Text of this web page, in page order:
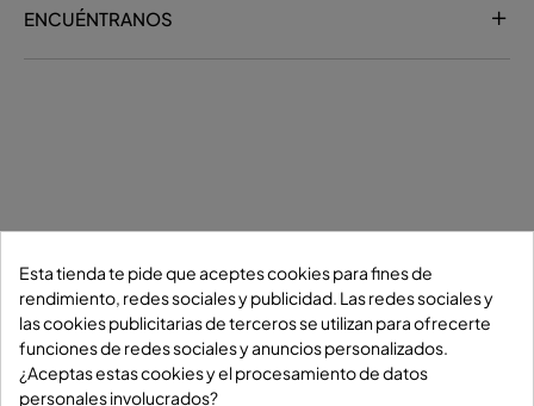
ENCUÉNTRANOS
Esta tienda te pide que aceptes cookies para fines de
rendimiento, redes sociales y publicidad. Las redes sociales y
las cookies publicitarias de terceros se utilizan para ofrecerte
funciones de redes sociales y anuncios personalizados.
¿Aceptas estas cookies y el procesamiento de datos
personales involucrados?